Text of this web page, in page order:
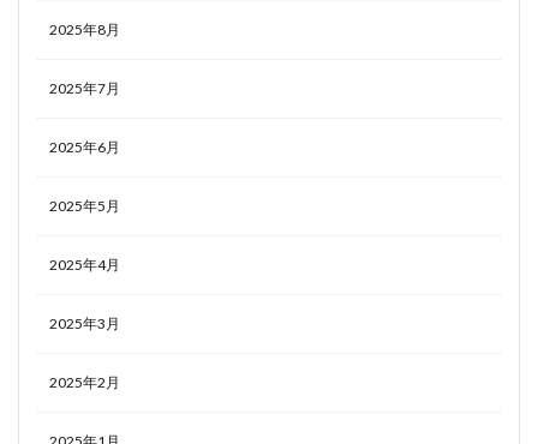
2025年8月
2025年7月
2025年6月
2025年5月
2025年4月
2025年3月
2025年2月